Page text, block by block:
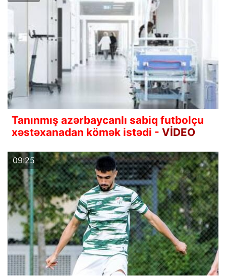
Tanınmış azərbaycanlı sabiq futbolçu
xəstəxanadan kömək istədi - VİDEO
09:25